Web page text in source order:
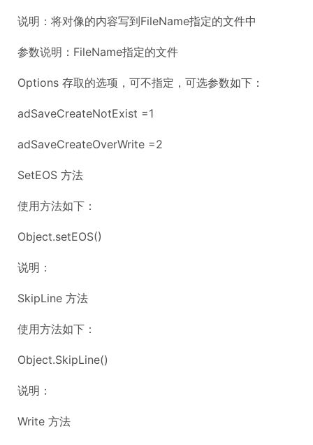
说明：将对像的内容写到FileName指定的文件中
参数说明：FileName指定的文件
Options 存取的选项，可不指定，可选参数如下：
adSaveCreateNotExist =1
adSaveCreateOverWrite =2
SetEOS 方法
使用方法如下：
Object.setEOS()
说明：
SkipLine 方法
使用方法如下：
Object.SkipLine()
说明：
Write 方法